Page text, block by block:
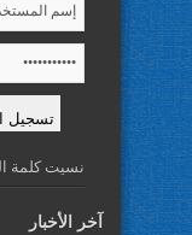
نسيت كلمة
آخر الأخبار